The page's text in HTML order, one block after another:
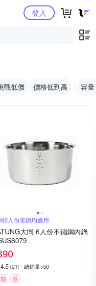
購物中心登入
戰低價 價格低到高 容量
6人份電鍋均適用
大同 6人份不鏽鋼內鍋
4.5 (21) 總銷量>50
券